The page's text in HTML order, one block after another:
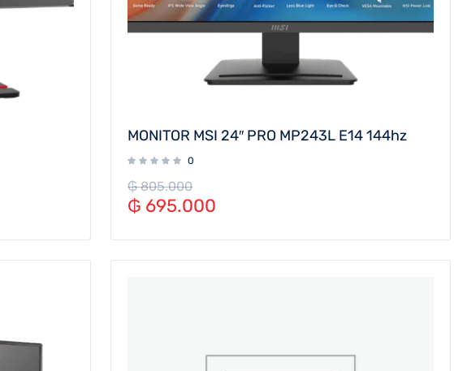
MONITOR MSI 24″ PRO MP243L E14 144hz
0
₲805.000
₲ 695.000